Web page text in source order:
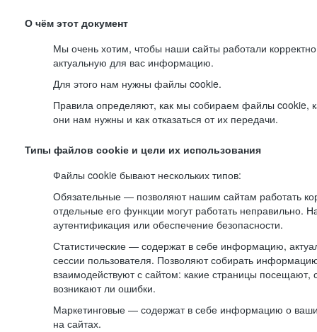
О чём этот документ
Мы очень хотим, чтобы наши сайты работали
актуальную для вас информацию.
Для этого нам нужны файлы cookie.
Правила определяют, как мы собираем файлы cookie,
они нам нужны и как отказаться от их передачи.
Типы файлов cookie и цели их использования
Файлы cookie бывают нескольких типов:
Обязательные — позволяют нашим сайтам работать
отдельные его функции могут работать неправильно.
аутентификация или обеспечение безопасности.
Статистические — содержат в себе информацию,
сессии пользователя. Позволяют собирать
взаимодействуют с сайтом: какие страницы посещают,
возникают ли ошибки.
Маркетинговые — содержат в себе информацию о
на сайтах.